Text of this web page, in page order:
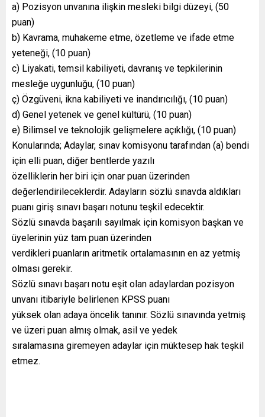
a) Pozisyon unvanına ilişkin mesleki bilgi düzeyi, (50
puan)
b) Kavrama, muhakeme etme, özetleme ve ifade etme
yeteneği, (10 puan)
c) Liyakati, temsil kabiliyeti, davranış ve tepkilerinin
mesleğe uygunluğu, (10 puan)
ç) Özgüveni, ikna kabiliyeti ve inandırıcılığı, (10 puan)
d) Genel yetenek ve genel kültürü, (10 puan)
e) Bilimsel ve teknolojik gelişmelere açıklığı, (10 puan)
Konularında; Adaylar, sınav komisyonu tarafından (a) bendi
için elli puan, diğer bentlerde yazılı
özelliklerin her biri için onar puan üzerinden
değerlendirileceklerdir. Adayların sözlü sınavda aldıkları
puanı giriş sınavı başarı notunu teşkil edecektir.
Sözlü sınavda başarılı sayılmak için komisyon başkan ve
üyelerinin yüz tam puan üzerinden
verdikleri puanların aritmetik ortalamasının en az yetmiş
olması gerekir.
Sözlü sınavı başarı notu eşit olan adaylardan pozisyon
unvanı itibariyle belirlenen KPSS puanı
yüksek olan adaya öncelik tanınır. Sözlü sınavında yetmiş
ve üzeri puan almış olmak, asil ve yedek
sıralamasına giremeyen adaylar için müktesep hak teşkil
etmez.